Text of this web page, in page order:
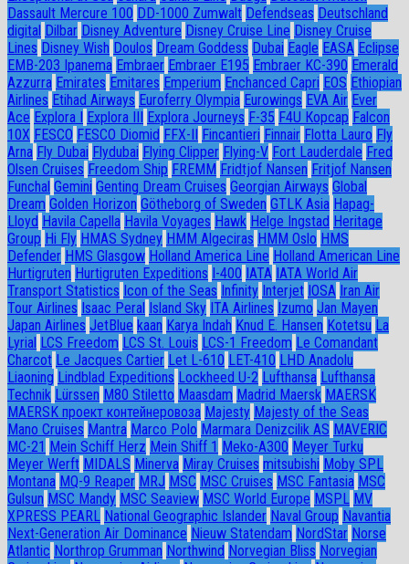
Dassault Mercure 100 DD-1000 Zumwalt Defendseas Deutschland
digital Dilbar Disney Adventure Disney Cruise Line Disney Cruise
Lines Disney Wish Doulos Dream Goddess Dubai Eagle EASA Eclipse
EMB-203 Ipanema Embraer Embraer E195 Embraer KC-390 Emerald
Azzurra Emirates Emitares Emperium Enchanced Capri EOS Ethiopian
Airlines Etihad Airways Euroferry Olympia Eurowings EVA Air Ever
Ace Explora I Explora III Explora Journeys F-35 F4U Корсар Falcon
10X FESCO FESCO Diomid FFX-II Fincantieri Finnair Flotta Lauro Fly
Arna Fly Dubai Flydubai Flying Clipper Flying-V Fort Lauderdale Fred
Olsen Cruises Freedom Ship FREMM Fridtjof Nansen Fritjof Nansen
Funchal Gemini Genting Dream Cruises Georgian Airways Global
Dream Golden Horizon Götheborg of Sweden GTLK Asia Hapag-
Lloyd Havila Capella Havila Voyages Hawk Helge Ingstad Heritage
Group Hi Fly HMAS Sydney HMM Algeciras HMM Oslo HMS
Defender HMS Glasgow Holland America Line Holland American Line
Hurtigruten Hurtigruten Expeditions I-400 IATA IATA World Air
Transport Statistics Icon of the Seas Infinity Interjet IOSA Iran Air
Tour Airlines Isaac Peral Island Sky ITA Airlines Izumo Jan Mayen
Japan Airlines JetBlue kaan Karya Indah Knud E. Hansen Kotetsu La
Lyrial LCS Freedom LCS St. Louis LCS-1 Freedom Le Comandant
Charcot Le Jacques Cartier Let L-610 LET-410 LHD Anadolu
Liaoning Lindblad Expeditions Lockheed U-2 Lufthansa Lufthansa
Technik Lürssen M80 Stiletto Maasdam Madrid Maersk MAERSK
MAERSK проект контейнеровоза Majesty Majesty of the Seas
Mano Cruises Mantra Marco Polo Marmara Denizcilik AS MAVERIC
MC-21 Mein Schiff Herz Mein Shiff 1 Meko-A300 Meyer Turku
Meyer Werft MIDALS Minerva Miray Cruises mitsubishi Moby SPL
Montana MQ-9 Reaper MRJ MSC MSC Cruises MSC Fantasia MSC
Gulsun MSC Mandy MSC Seaview MSC World Europe MSPL MV
XPRESS PEARL National Geographic Islander Naval Group Navantia
Next-Generation Air Dominance Nieuw Statendam NordStar Norse
Atlantic Northrop Grumman Northwind Norvegian Bliss Norvegian